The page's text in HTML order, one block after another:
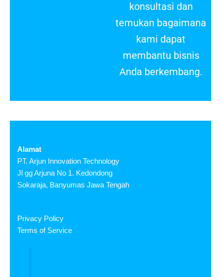
konsultasi dan
temukan bagaimana
kami dapat
membantu bisnis
Anda berkembang.
Alamat
PT. Arjun Innovation Technology
Jl gg Arjuna No 1. Kedondong
Sokaraja, Banyumas Jawa Tengah
Privacy Policy
Terms of Service